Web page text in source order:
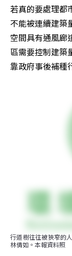
若真的要處理都
不能被連續建築
空間具有通風廊
區需要控制建築
靠政府事後補種
行道樹往往被狹窄的
林倩如。本報資料照